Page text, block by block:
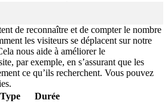
de reconnaître et de compter le nombre
les visiteurs se déplacent sur notre
nous aide à améliorer le
par exemple, en s’assurant que les
ce qu’ils recherchent. Vous pouvez
Type Durée